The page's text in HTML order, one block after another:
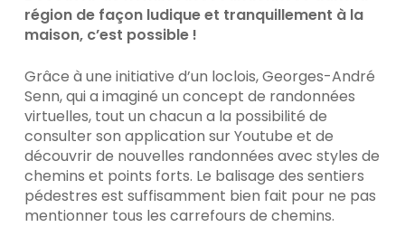
région de façon ludique et tranquillement à la
maison, c’est possible !
Grâce à une initiative d’un loclois, Georges-André
Senn, qui a imaginé un concept de randonnées
virtuelles, tout un chacun a la possibilité de
consulter son application sur Youtube et de
découvrir de nouvelles randonnées avec styles de
chemins et points forts. Le balisage des sentiers
pédestres est suffisamment bien fait pour ne pas
mentionner tous les carrefours de chemins.